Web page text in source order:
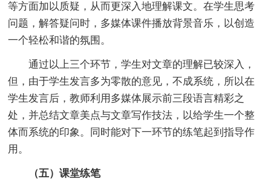
等方面加以质疑，从而更深入地理解课文。在学生思考
问题，解答疑问时，多媒体课件播放背景音乐，以创造
一个轻松和谐的氛围。
通过以上三个环节，学生对文章的理解已较深入，
但，由于学生发言多为零散的意见，不成系统，所以在
学生发言后，教师利用多媒体展示前三段语言精彩之
处，并总结文章美点与文章写作技法，以给学生一个整
体而系统的印象。同时能对下一环节的练笔起到指导作
用。
（五）课堂练笔